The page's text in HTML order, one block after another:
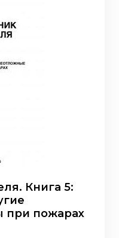
Книга 5:
при пожарах